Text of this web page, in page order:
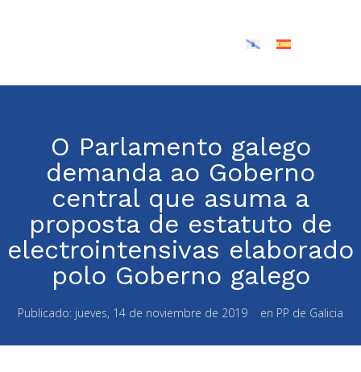
O Parlamento galego
demanda ao Goberno
central que asuma a
proposta de estatuto de
electrointensivas elaborado
polo Goberno galego
Publicado: jueves, 14 de noviembre de 2019 en PP de Galicia